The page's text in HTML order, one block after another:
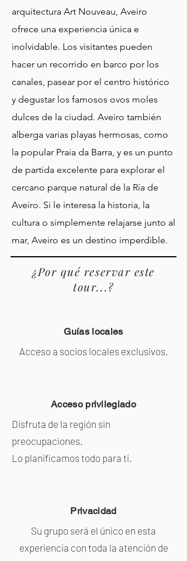
arquitectura Art Nouveau, Aveiro
ofrece una experiencia única e
inolvidable. Los visitantes pueden
hacer un recorrido en barco por los
canales, pasear por el centro histórico
y degustar los famosos ovos moles
dulces de la ciudad. Aveiro también
alberga varias playas hermosas, como
la popular Praia da Barra, y es un punto
de partida excelente para explorar el
cercano parque natural de la Ría de
Aveiro. Si le interesa la historia, la
cultura o simplemente relajarse junto al
mar, Aveiro es un destino imperdible.
¿Por qué reservar este
tour...?
Guías locales
Acceso a socios locales exclusivos.
Acceso privilegiado
Disfruta de la región sin
preocupaciones.
Lo planificamos todo para ti.
Privacidad
Su grupo será el único en esta
experiencia con toda la atención de